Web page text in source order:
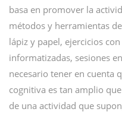
basa en promover la
métodos y herramientas
lápiz y papel, ejercicios
informatizadas, sesiones
necesario tener en cuenta
cognitiva es tan amplio
de una actividad que